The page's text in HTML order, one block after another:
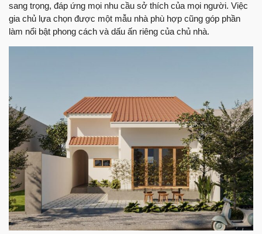
sang trọng, đáp ứng mọi nhu cầu sở thích của mọi người. Việc
gia chủ lựa chọn được một mẫu nhà phù hợp cũng góp phần
làm nổi bật phong cách và dấu ấn riêng của chủ nhà.